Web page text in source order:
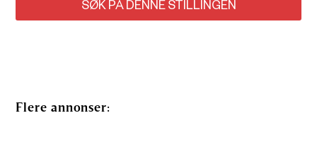
SØK PÅ DENNE STILLINGEN
Flere annonser: